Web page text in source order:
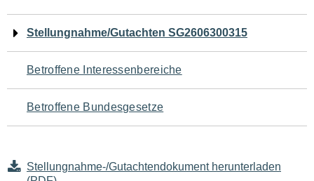
Navigation
für
den
Seiteninhalt
Stellungnahme/Gutachten SG2606300315
Betroffene Interessenbereiche
Betroffene Bundesgesetze
Stellungnahme-/Gutachtendokument herunterladen